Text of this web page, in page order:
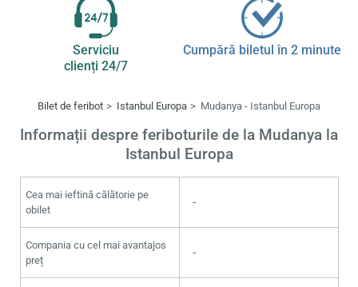
Serviciu
clienți 24/7
Cumpără biletul în 2 minute
Bilet de feribot Istanbul Europa Mudanya - Istanbul Europa
Informații despre feriboturile de la Mudanya la
Istanbul Europa
Cea mai ieftină călătorie pe
obilet
-
Compania cu cel mai avantajos
preț
-